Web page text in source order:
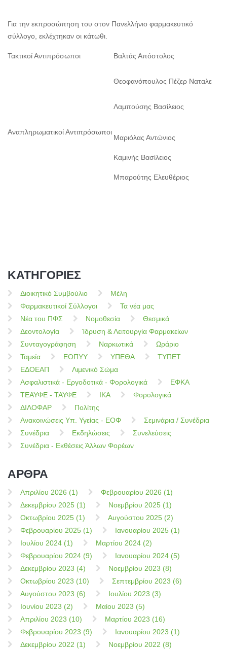
Για την εκπροσώπηση του στον Πανελλήνιο φαρμακευτικό
σύλλογο, εκλέχτηκαν οι κάτωθι.
Τακτικοί Αντιπρόσωποι Βαλτάς Απόστολος
Θεοφανόπουλος Πέζερ Ναταλε
Λαμπούσης Βασίλειος
Αναπληρωματικοί Αντιπρόσωποι
Μαριόλας Αντώνιος
Καμινής Bασίλειος
Μπαρούτης Ελευθέριος
ΚΑΤΗΓΟΡΙΕΣ
Διοικητικό Συμβούλιο
Μέλη
Φαρμακευτικοί Σύλλογοι
Τα νέα μας
Νέα του ΠΦΣ
Νομοθεσία
Θεσμικά
Δεοντολογία
Ίδρυση & Λειτουργία Φαρμακείων
Συνταγογράφηση
Ναρκωτικά
Ωράριο
Ταμεία
ΕΟΠΥΥ ΥΠΕΘΑ
ΤΥΠΕΤ
ΕΔΟΕΑΠ
Λιμενικό Σώμα
Ασφαλιστικά - Εργοδοτικά - Φορολογικά
ΕΦΚΑ
ΤΕΑΥΦΕ - ΤΑΥΦΕ
ΙΚΑ
Φορολογικά
ΔΙΛΟΦΑΡ
Πολίτης
Ανακοινώσεις Υπ. Υγείας - ΕΟΦ
Σεμινάρια / Συνέδρια
Συνέδρια
Εκδηλώσεις
Συνελεύσεις
Συνέδρια - Εκθέσεις Άλλων Φορέων
ΑΡΘΡΑ
Απριλίου 2026 (1)
Φεβρουαρίου 2026 (1)
Δεκεμβρίου 2025 (1)
Νοεμβρίου 2025 (1)
Οκτωβρίου 2025 (1)
Αυγούστου 2025 (2)
Φεβρουαρίου 2025 (1)
Ιανουαρίου 2025 (1)
Ιουλίου 2024 (1)
Μαρτίου 2024 (2)
Φεβρουαρίου 2024 (9)
Ιανουαρίου 2024 (5)
Δεκεμβρίου 2023 (4)
Νοεμβρίου 2023 (8)
Οκτωβρίου 2023 (10)
Σεπτεμβρίου 2023 (6)
Αυγούστου 2023 (6)
Ιουλίου 2023 (3)
Ιουνίου 2023 (2)
Μαίου 2023 (5)
Απριλίου 2023 (10)
Μαρτίου 2023 (16)
Φεβρουαρίου 2023 (9)
Ιανουαρίου 2023 (1)
Δεκεμβρίου 2022 (1)
Νοεμβρίου 2022 (8)